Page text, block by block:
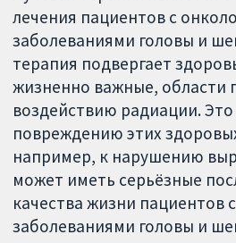
лечения пациентов с
заболеваниями головы и
терапия подвергает
жизненно важные, области
воздействию радиации.
повреждению этих
например, к нарушению
может иметь серьёзные
качества жизни пациентов
заболеваниями головы и